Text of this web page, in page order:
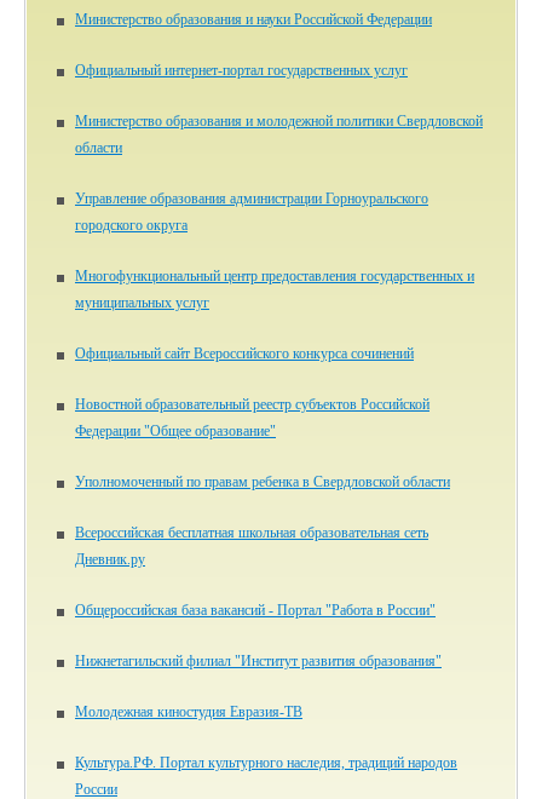
Министерство образования и науки Российской Федерации
Официальный интернет-портал государственных услуг
Министерство образования и молодежной политики Свердловской
области
Управление образования администрации Горноуральского
городского округа
Многофункциональный центр предоставления государственных и
муниципальных услуг
Официальный сайт Всероссийского конкурса сочинений
Новостной образовательный реестр субъектов Российской
Федерации "Общее образование"
Уполномоченный по правам ребенка в Свердловской области
Всероссийская бесплатная школьная образовательная сеть
Дневник.ру
Общероссийская база вакансий - Портал "Работа в России"
Нижнетагильский филиал "Институт развития образования"
Молодежная киностудия Евразия-ТВ
Культура.РФ. Портал культурного наследия, традиций народов
России